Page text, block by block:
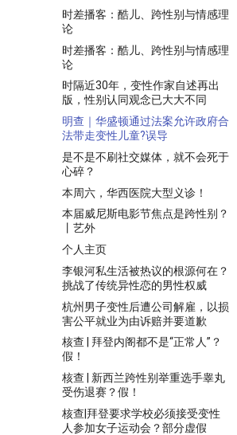
时差播客：酷儿、跨性别与情感理
论
时差播客：酷儿、跨性别与情感理
论
时隔近30年，变性作家自述再出
版，性别认同观念已大大不同
明查｜华盛顿通过法案允许政府合
法带走变性儿童?误导
是不是不刷社交媒体，就不会死于
心碎？
本周六，华西医院大型义诊！
本届威尼斯电影节焦点是跨性别？
丨艺外
个人主页
李银河私生活被热议的根源何在？
挑战了传统异性恋的男性权威
杭州男子变性后遭公司解雇，以损
害公平就业为由诉赔并要道歉
核查 | 拜登内阁都不是“正常人”？
假！
核查 | 新西兰跨性别举重选手睾丸
受伤退赛？假！
核查|拜登要求学校必须接受变性
人参加女子运动会？部分虚假